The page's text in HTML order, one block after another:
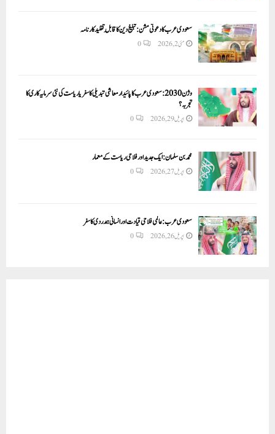
سعودی عرب کا دعوتی مشن: تبلیغ دین کا قابلِ تقلید کارنامہ
مئی 2, 2026 0
وژن 2030:سعودی عرب کا پائیدار معاشی تبدیلی کا سفر یا ریاست کی نئی سرمایہ کاری کا
تجربہ؟
اپریل 29, 2026 0
محمد بن سلمان: ایک جدید اور فلاحی ریاست کے معمار
اپریل 27, 2026 0
سعودی عرب: عالمی فلاحی قیادت اور انسانی ہمدردی کا سفر
اپریل 26, 2026 0